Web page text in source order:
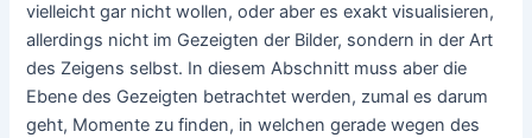
vielleicht gar nicht wollen, oder aber es exakt visualisieren,
allerdings nicht im Gezeigten der Bilder, sondern in der Art
des Zeigens selbst. In diesem Abschnitt muss aber die
Ebene des Gezeigten betrachtet werden, zumal es darum
geht, Momente zu finden, in welchen gerade wegen des